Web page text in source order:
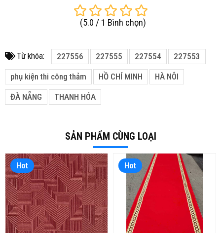
(5.0 / 1 Bình chọn)
Từ khóa: 227556 227555 227554 227553
phụ kiện thi công thảm HỒ CHÍ MINH HÀ NÔI
ĐÀ NẴNG THANH HÓA
SẢN PHẨM CÙNG LOẠI
Hot Hot